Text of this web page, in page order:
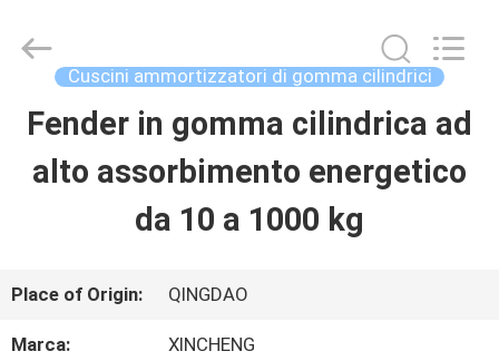
CASA
PRODOTTI
MOSTRA
VR
Rubber
Cuscini ammortizzatori di gomma cilindrici
Fender in gomma cilindrica ad
alto assorbimento energetico
da 10 a 1000 kg
Place of Origin: QINGDAO
Marca: XINCHENG